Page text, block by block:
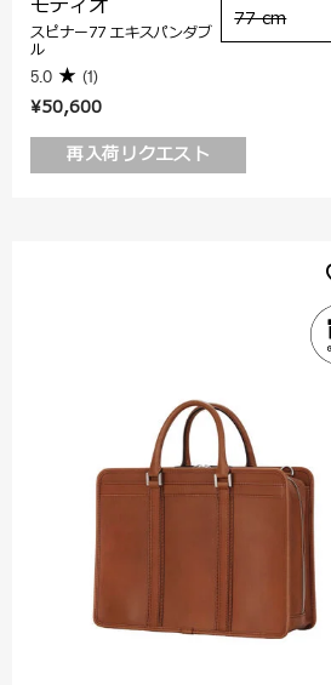
¥50,600
再入荷リクエスト
モディオ
スピナー77 エキスパンダブ
ル
5.0 (1)
77 cm